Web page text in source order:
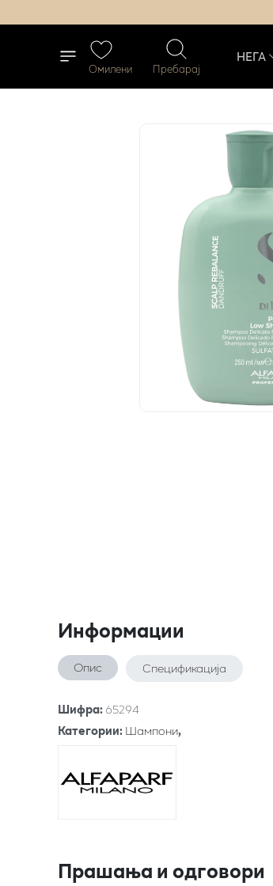
Омилени Пребарај
НЕГА
Информации
Опис Спецификација
Шифра:65294
Категории:Шампони,
Прашања и одговори